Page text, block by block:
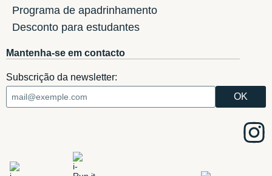
Programa de apadrinhamento
Desconto para estudantes
Mantenha-se em contacto
Subscrição da newsletter: